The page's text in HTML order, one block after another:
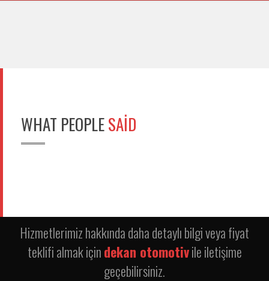
WHAT PEOPLESAID
Hizmetlerimiz hakkında daha detaylı bilgi veya fiyat
teklifi almak içindekan otomotivile iletişime
geçebilirsiniz.